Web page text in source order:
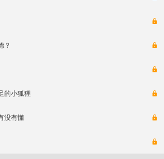
？
的小狐狸
没有懂